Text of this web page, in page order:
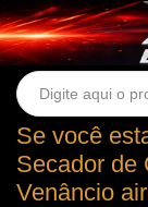
Se você
Secador de
Venâncio